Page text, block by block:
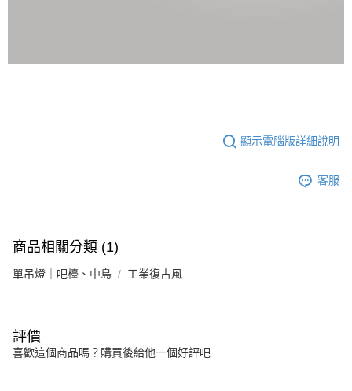
顯示電腦版詳細說明
客服
商品相關分類 (1)
單吊燈｜吧檯、中島 工業復古風
評價
喜歡這個商品嗎？購買後給他一個好評吧